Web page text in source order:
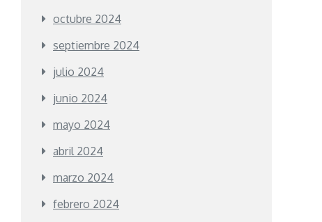
octubre 2024
septiembre 2024
julio 2024
junio 2024
mayo 2024
abril 2024
marzo 2024
febrero 2024